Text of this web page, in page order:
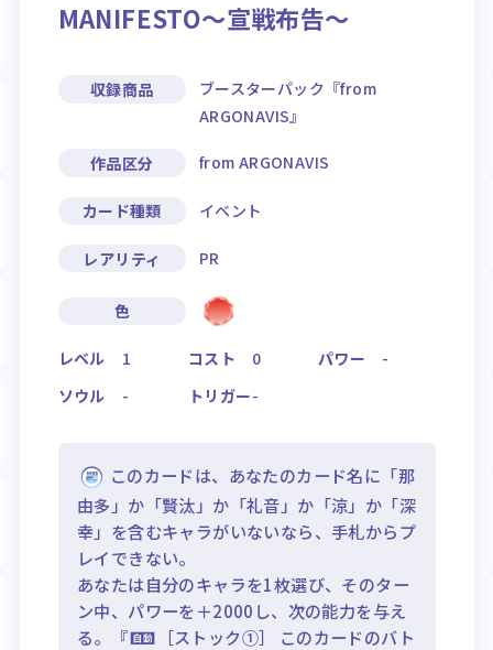
MANIFESTO～宣戦布告～
収録商品
ブースターパック『from
ARGONAVIS』
作品区分 from ARGONAVIS
カード種類 イベント
レアリティ PR
色
レベル 1 コスト 0 パワー
-
ソウル
- トリガー-
このカードは、あなたのカード名に「那
由多」か「賢汰」か「礼音」か「涼」か「深
幸」を含むキャラがいないなら、手札からプ
レイできない。
あなたは自分のキャラを1枚選び、そのター
ン中、パワーを＋2000し、次の能力を与え
る。『
［ストック①］ このカードのバト